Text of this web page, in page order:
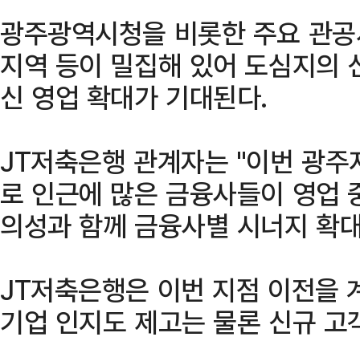
광주광역시청을 비롯한 주요 관
지역 등이 밀집해 있어 도심지의
신 영업 확대가 기대된다.
JT저축은행 관계자는 "이번 광
로 인근에 많은 금융사들이 영업
의성과 함께 금융사별 시너지 확
JT저축은행은 이번 지점 이전을
기업 인지도 제고는 물론 신규